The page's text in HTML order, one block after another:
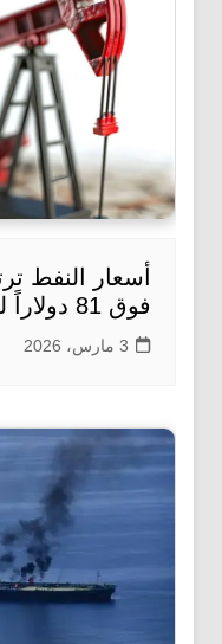
فوق 81 دولاراً للبرميل.
3 مارس، 2026